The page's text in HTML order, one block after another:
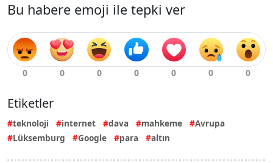
Bu habere emoji ile tepki ver
Etiketler
teknoloji internet dava mahkeme
Avrupa
Lüksemburg
Google para altın